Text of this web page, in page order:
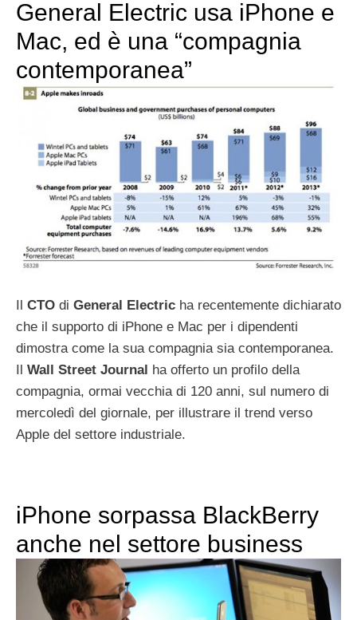
General Electric usa iPhone e
Mac, ed è una “compagnia
contemporanea”
CTO di General Electric ha recentemente dichiarato
che il supporto di iPhone e Mac per i dipendenti
dimostra come la sua compagnia sia contemporanea.
Wall Street Journal ha offerto un profilo della
compagnia, ormai vecchia di 120 anni, sul numero di
mercoledì del giornale, per illustrare il trend verso
Apple del settore industriale.
iPhone sorpassa BlackBerry
anche nel settore business